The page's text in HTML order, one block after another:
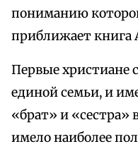
пониманию
приближает книга
Первые христиане
единой семьи, и
«брат» и «сестра»
имело наиболее